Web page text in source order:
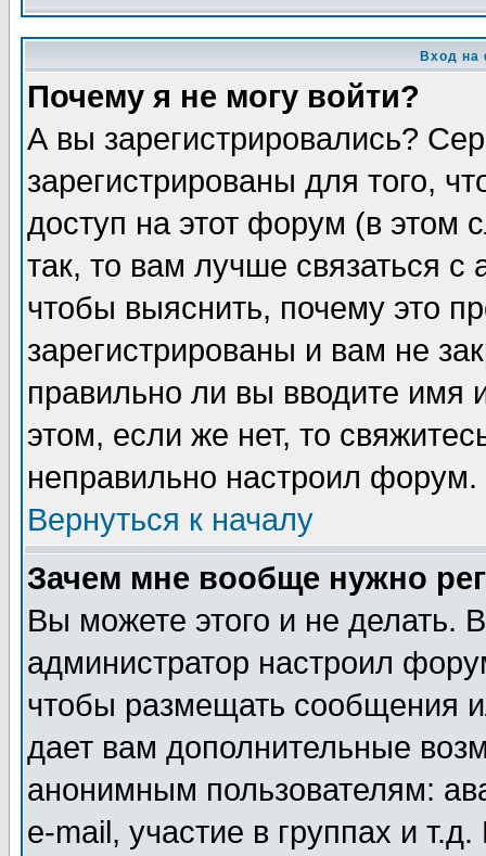
Вход на
Почему я не могу войти?
А вы зарегистрировались?
зарегистрированы для того,
доступ на этот форум (в этом
так, то вам лучше связаться
чтобы выяснить, почему это
зарегистрированы и вам не
правильно ли вы вводите
этом, если же нет, то
неправильно настроил форум.
Вернуться к началу
Зачем мне вообще нужно
Вы можете этого и не делать.
администратор настроил
чтобы размещать сообщения
дает вам дополнительные
анонимным пользователям:
e-mail, участие в группах и